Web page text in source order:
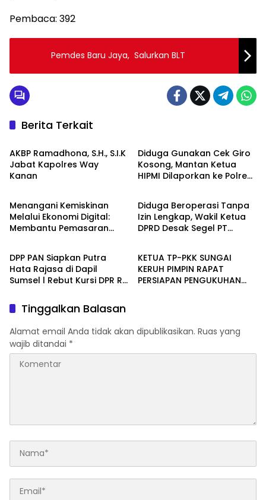
Pembaca: 392
Pemdes Baru Jaya, Salurkan BLT
Berita Terkait
Berita
AKBP Ramadhona, S.H., S.I.K
Jabat Kapolres Way
Kanan
Diduga Gunakan Cek Giro
Kosong, Mantan Ketua
HIPMI Dilaporkan ke Polres
Berita
Menangani Kemiskinan
Melalui Ekonomi Digital:
Membantu Pemasaran
Berita
Diduga Beroperasi Tanpa
Izin Lengkap, Wakil Ketua
DPRD Desak Segel PT
Berita
DPP PAN Siapkan Putra
Hata Rajasa di Dapil
Sumsel l Rebut Kursi DPR RI,
PAN Muratara
Berita
KETUA TP-PKK SUNGAI
KERUH PIMPIN RAPAT
PERSIAPAN PENGUKUHAN
Tinggalkan Balasan
Alamat email Anda tidak akan dipublikasikan. Ruas yang
wajib ditandai *